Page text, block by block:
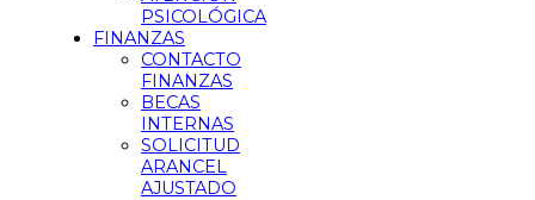
PSICOLÓGICA
FINANZAS
CONTACTO
FINANZAS
BECAS
INTERNAS
SOLICITUD
ARANCEL
AJUSTADO